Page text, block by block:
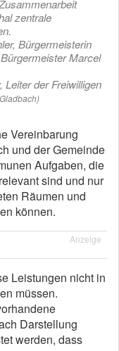
zentrale
Bürgermeisterin
Marcel
Leiter der Freiwilligen
Vereinbarung
und der Gemeinde
Aufgaben, die
sind und nur
Räumen und
können.
Anzeige
Leistungen nicht in
müssen.
Darstellung
werden, dass